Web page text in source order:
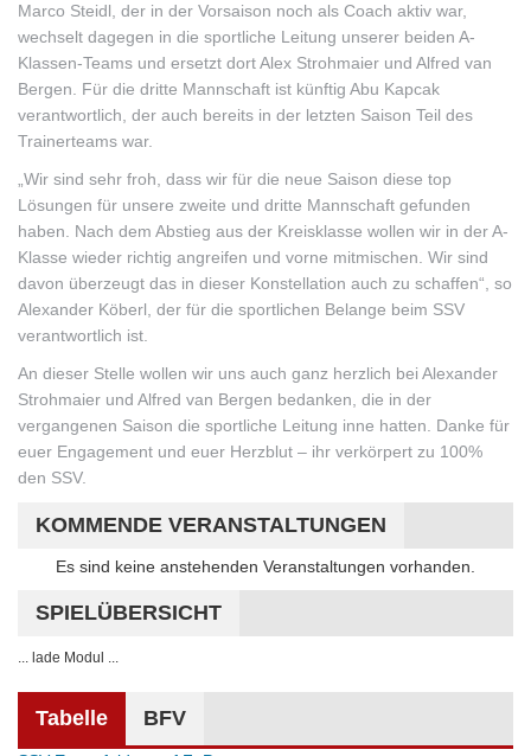
Marco Steidl, der in der Vorsaison noch als Coach aktiv war,
wechselt dagegen in die sportliche Leitung unserer beiden A-
Klassen-Teams und ersetzt dort Alex Strohmaier und Alfred van
Bergen. Für die dritte Mannschaft ist künftig Abu Kapcak
verantwortlich, der auch bereits in der letzten Saison Teil des
Trainerteams war.
„Wir sind sehr froh, dass wir für die neue Saison diese top
Lösungen für unsere zweite und dritte Mannschaft gefunden
haben. Nach dem Abstieg aus der Kreisklasse wollen wir in der A-
Klasse wieder richtig angreifen und vorne mitmischen. Wir sind
davon überzeugt das in dieser Konstellation auch zu schaffen“, so
Alexander Köberl, der für die sportlichen Belange beim SSV
verantwortlich ist.
An dieser Stelle wollen wir uns auch ganz herzlich bei Alexander
Strohmaier und Alfred van Bergen bedanken, die in der
vergangenen Saison die sportliche Leitung inne hatten. Danke für
euer Engagement und euer Herzblut – ihr verkörpert zu 100%
den SSV.
KOMMENDE VERANSTALTUNGEN
Hinweis
Es sind keine anstehenden Veranstaltungen vorhanden.
SPIELÜBERSICHT
... lade Modul ...
Tabelle BFV